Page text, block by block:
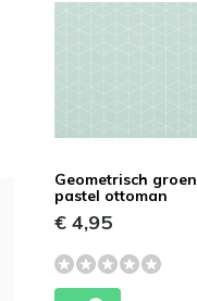
Geometrisch groen
pastel ottoman
€ 4,95